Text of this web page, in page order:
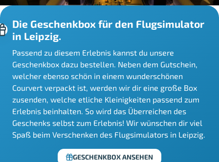
Die Geschenkbox für den Flugsimulator
in Leipzig.
Passend zu diesem Erlebnis kannst du unsere
Geschenkbox dazu bestellen. Neben dem Gutschein,
welcher ebenso schön in einem wunderschönen
Courvert verpackt ist, werden wir dir eine große Box
zusenden, welche etliche Kleinigkeiten passend zum
Erlebnis beinhalten. So wird das Überreichen des
Geschenks selbst zum Erlebnis! Wir wünschen dir viel
Spaß beim Verschenken des Flugsimulators in Leipzig.
GESCHENKBOX ANSEHEN